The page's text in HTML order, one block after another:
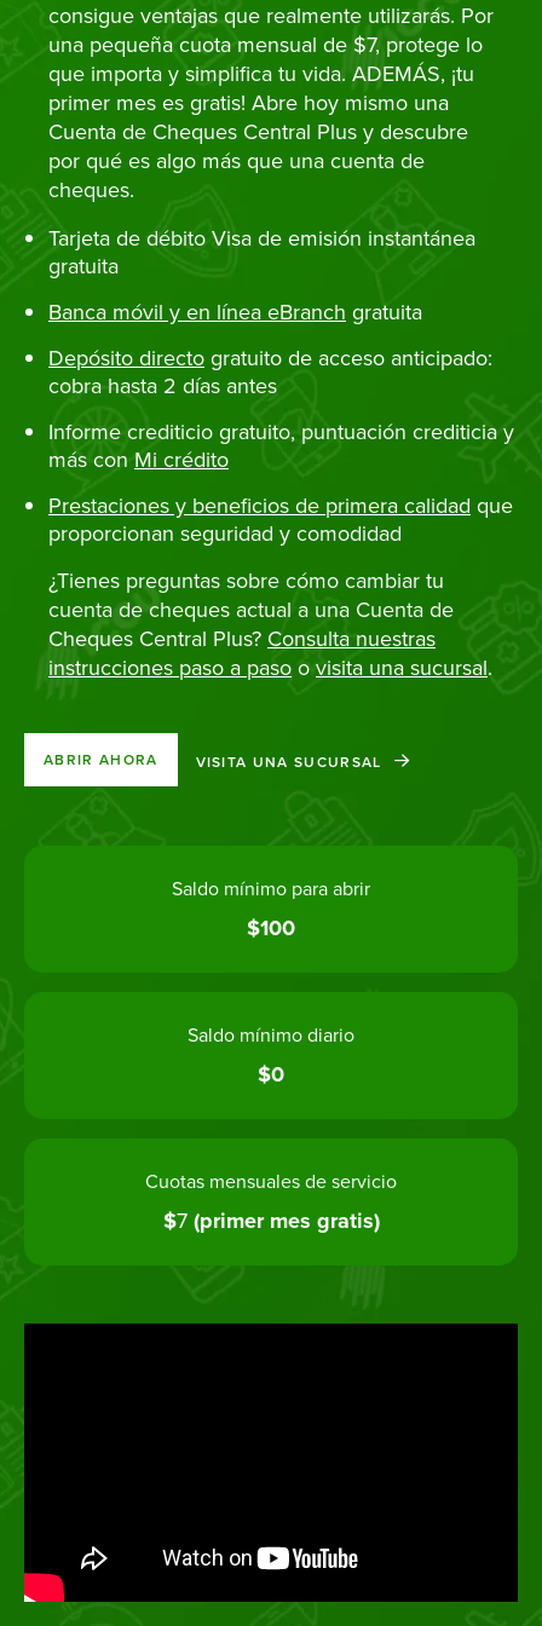
consigue ventajas que realmente utilizarás. Por
una pequeña cuota mensual de $7, protege lo
que importa y simplifica tu vida. ADEMÁS, ¡tu
primer mes es gratis! Abre hoy mismo una
Cuenta de Cheques Central Plus y descubre
por qué es algo más que una cuenta de
cheques.
Tarjeta de débito Visa de emisión instantánea
gratuita
Banca móvil y en línea eBranch gratuita
Depósito directo gratuito de acceso anticipado:
cobra hasta 2 días antes
Informe crediticio gratuito, puntuación crediticia y
más con Mi crédito
Prestaciones y beneficios de primera calidad que
proporcionan seguridad y comodidad
¿Tienes preguntas sobre cómo cambiar tu
cuenta de cheques actual a una Cuenta de
Cheques Central Plus? Consulta nuestras
instrucciones paso a paso o visita una sucursal.
ABRIR AHORA VISITA UNA SUCURSAL
Saldo mínimo para abrir
$100
Saldo mínimo diario
$0
Cuotas mensuales de servicio
$7 (primer mes gratis)